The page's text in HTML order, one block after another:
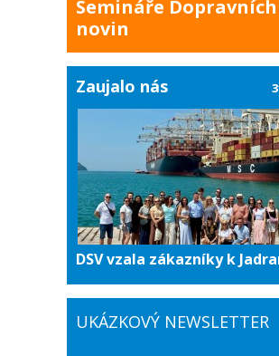
Semináře Dopravních
novin
Zaujalo nás
DSV vzala zákazníky k
UKÁZKOVÝ NEWSLETTER